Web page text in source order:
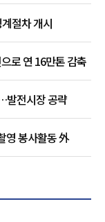
절차 개시
로 연 16만톤 감축
발전시장 공략
영 봉사활동 外